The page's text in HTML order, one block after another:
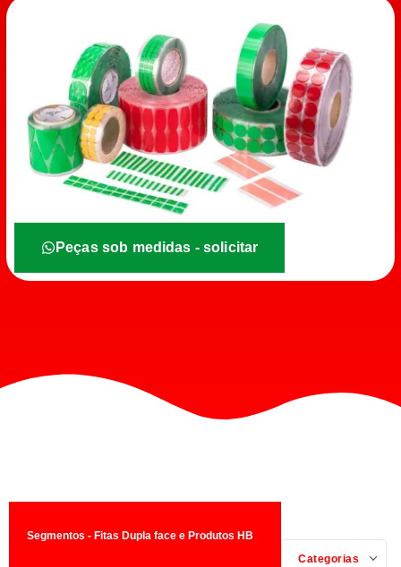
Peças sob medidas - solicitar
Segmentos - Fitas Dupla face e Produtos HB
Categorias